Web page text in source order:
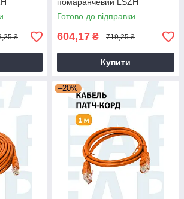
₴
(негорючий)
Готово до відправки
604,17 ₴ 719,25 ₴
Купити
–20%